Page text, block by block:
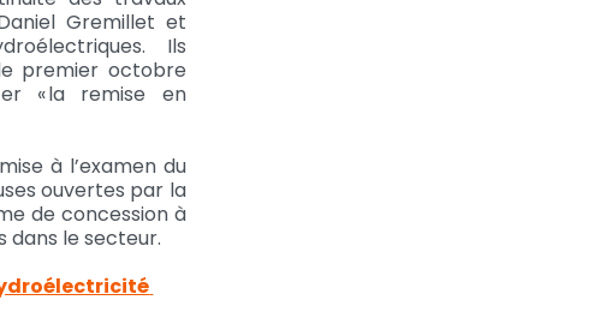
Gremillet et
Ils
premier octobre
« la remise en
à l’examen du
ouvertes par la
de concession à
dans le secteur.